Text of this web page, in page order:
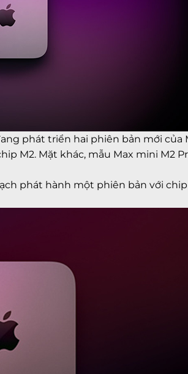
phát triển hai phiên bản mới của
M2. Mặt khác, mẫu Max mini M2
phát hành một phiên bản với chip